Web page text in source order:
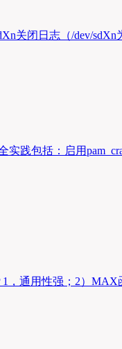
关闭日志（/dev/
践包括：启用
，通用性强；2）